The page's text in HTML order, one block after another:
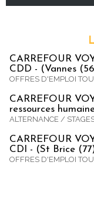
CARREFOUR
CDD - (Vannes
OFFRES D'EMPLOI
CARREFOUR
ressources
ALTERNANCE /
CARREFOUR
CDI - (St Brice
OFFRES D'EMPLOI